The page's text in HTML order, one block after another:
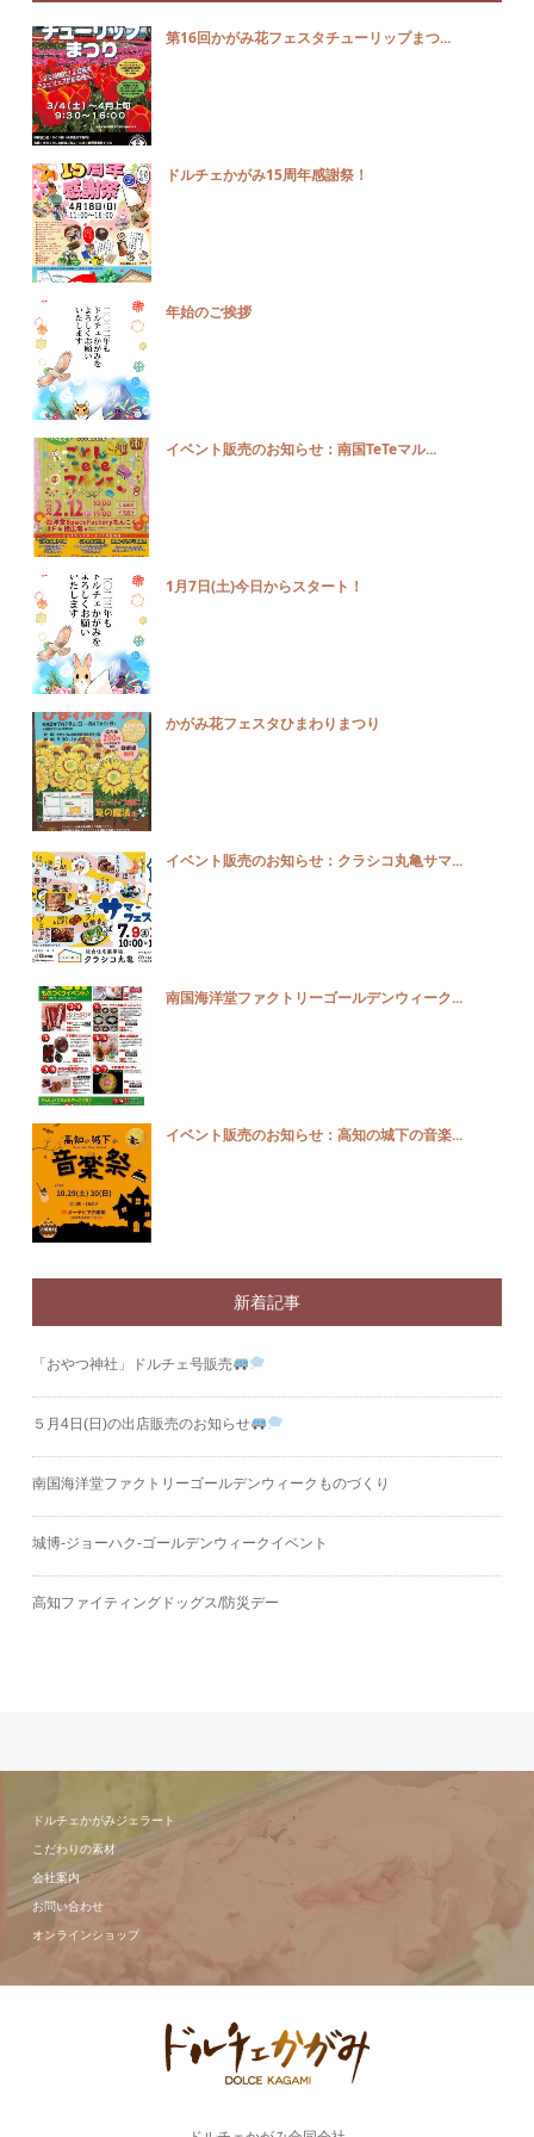
第16回かがみ花フェスタチューリップまつ...
ドルチェかがみ15周年感謝祭！
年始のご挨拶
イベント販売のお知らせ：南国TeTeマル...
1月7日(土)今日からスタート！
かがみ花フェスタひまわりまつり
イベント販売のお知らせ：クラシコ丸亀サマ...
南国海洋堂ファクトリーゴールデンウィーク...
イベント販売のお知らせ：高知の城下の音楽...
新着記事
「おやつ神社」ドルチェ号販売
５月4日(日)の出店販売のお知らせ
南国海洋堂ファクトリーゴールデンウィークものづくり
城博‐ジョーハク‐ゴールデンウィークイベント
高知ファイティングドッグス/防災デー
ドルチェかがみジェラート
こだわりの素材
会社案内
お問い合わせ
オンラインショップ